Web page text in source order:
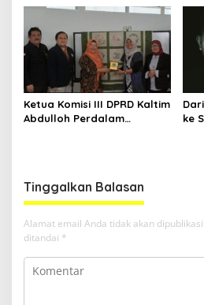
Ketua Komisi III DPRD Kaltim
Abdulloh Perdalam
ke
Tinggalkan Balasan
Alamat email Anda tidak akan
ditandai *